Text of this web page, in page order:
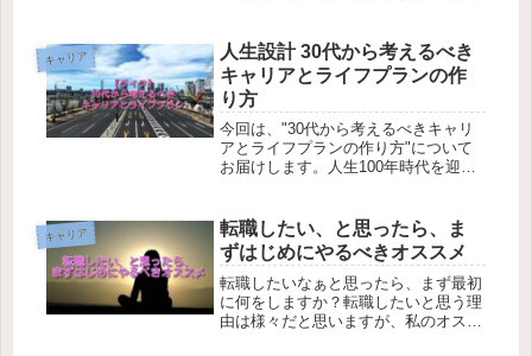
年代も自身のキャリア目標を見直すこ
とがとても大切です。
キャリア
人生設計 30代から考えるべき
キャリアとライフプランの作
り方
今回は、"30代から考えるべきキャリ
アとライフプランの作り方"について
お届けします。人生100年時代を迎え
キャリア
転職したい、と思ったら、ま
ずはじめにやるべきオススメ
転職したいなぁと思ったら、まず最初
に何をしますか？転職したいと思う理
由は様々だと思いますが、私のオスス